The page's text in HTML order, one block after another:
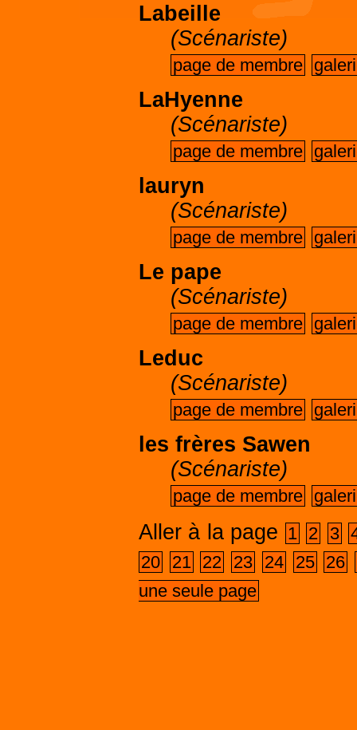
Labeille
(Scénariste)
page de membre
LaHyenne
(Scénariste)
page de membre
lauryn
(Scénariste)
page de membre
Le pape
(Scénariste)
page de membre
Leduc
(Scénariste)
page de membre
les frères Sawen
(Scénariste)
page de membre
Aller à la page 1 2 3
20
21 22 23 24 25
26
une seule page